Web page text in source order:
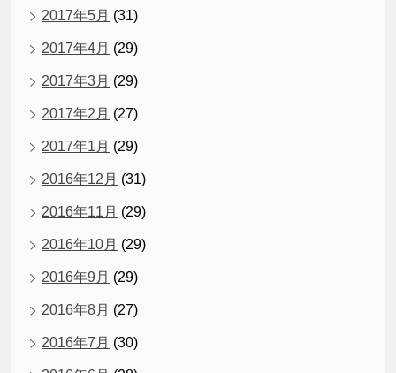
2017年5月 (31)
2017年4月 (29)
2017年3月 (29)
2017年2月 (27)
2017年1月 (29)
2016年12月 (31)
2016年11月 (29)
2016年10月 (29)
2016年9月 (29)
2016年8月 (27)
2016年7月 (30)